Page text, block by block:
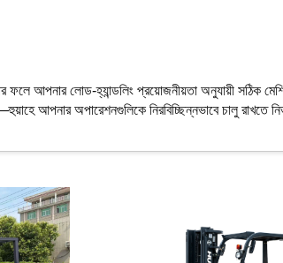
আপনার লোড-হ্যান্ডলিং প্রয়োজনীয়তা অনুযায়ী সঠিক
আপনার অপারেশনগুলিকে নিরবিচ্ছিন্নভাবে চালু
আপনাকে আপনার পরিচালন প্রয়োজন এবং আঞ্চলিক সেবা
কাজের চক্রে অত্যুত্তম কার্যকারিতা প্রদর্শন করে। নিম্ন